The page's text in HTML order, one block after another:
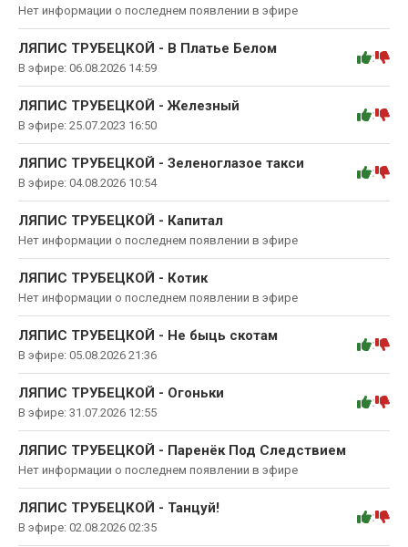
Нет информации о последнем появлении в эфире
ЛЯПИС ТРУБЕЦКОЙ - В Платье Белом
В эфире: 06.08.2026 14:59
:
ЛЯПИС ТРУБЕЦКОЙ - Железный
В эфире: 25.07.2023 16:50
:
ЛЯПИС ТРУБЕЦКОЙ - Зеленоглазое такси
В эфире: 04.08.2026 10:54
:
ЛЯПИС ТРУБЕЦКОЙ - Капитал
Нет информации о последнем появлении в эфире
ЛЯПИС ТРУБЕЦКОЙ - Котик
Нет информации о последнем появлении в эфире
ЛЯПИС ТРУБЕЦКОЙ - Не быць скотам
В эфире: 05.08.2026 21:36
:
ЛЯПИС ТРУБЕЦКОЙ - Огоньки
В эфире: 31.07.2026 12:55
:
ЛЯПИС ТРУБЕЦКОЙ - Паренёк Под Следствием
Нет информации о последнем появлении в эфире
ЛЯПИС ТРУБЕЦКОЙ - Танцуй!
В эфире: 02.08.2026 02:35
: